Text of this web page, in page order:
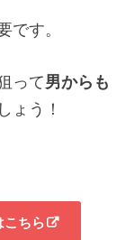
です。
って男からも
ょう！
こちら